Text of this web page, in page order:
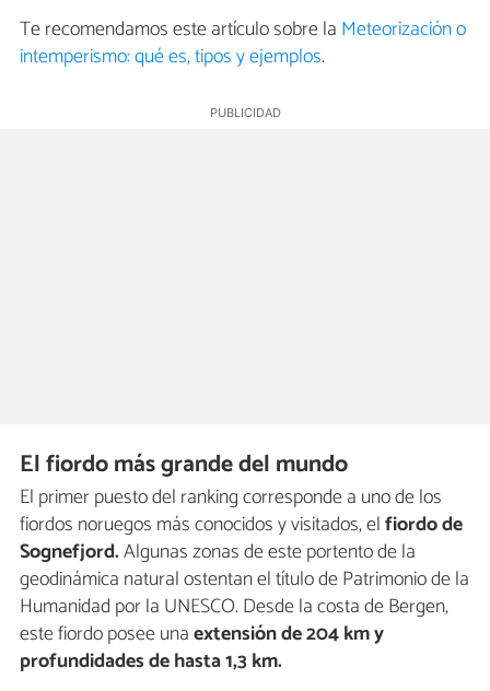
Te recomendamos este artículo sobre la Meteorización o
intemperismo: qué es, tipos y ejemplos.
El fiordo más grande del mundo
El primer puesto del ranking corresponde a uno de los
fiordos noruegos más conocidos y visitados, elfiordo de
Sognefjord.Algunas zonas de este portento de la
geodinámica natural ostentan el título de Patrimonio de la
Humanidad por la UNESCO. Desde la costa de Bergen,
este fiordo posee unaextensión de 204 kmy
profundidades de hasta 1,3 km.